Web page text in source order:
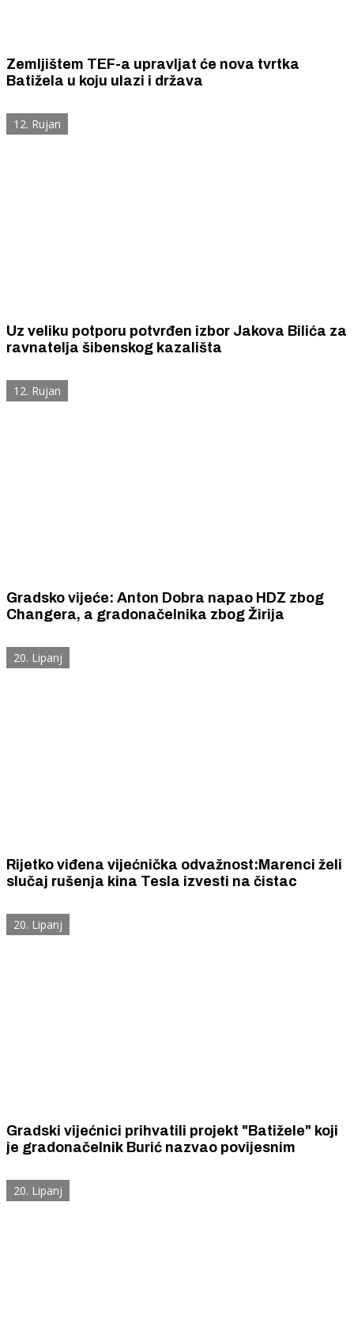
Zemljištem TEF-a upravljat će nova tvrtka
Batižela u koju ulazi i država
12. Rujan
Uz veliku potporu potvrđen izbor Jakova Bilića za
ravnatelja šibenskog kazališta
12. Rujan
Gradsko vijeće: Anton Dobra napao HDZ zbog
Changera, a gradonačelnika zbog Žirija
20. Lipanj
Rijetko viđena vijećnička odvažnost:Marenci želi
slučaj rušenja kina Tesla izvesti na čistac
20. Lipanj
Gradski vijećnici prihvatili projekt "Batižele" koji
je gradonačelnik Burić nazvao povijesnim
20. Lipanj